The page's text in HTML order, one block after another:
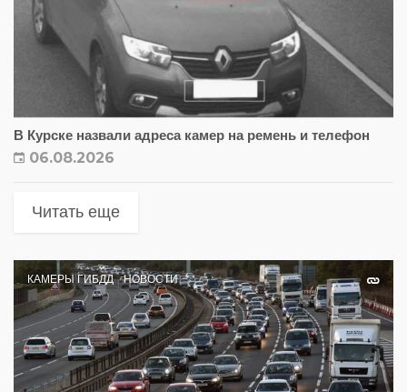
В Курске назвали адреса камер на ремень и телефон
06.08.2026
Читать еще
КАМЕРЫ ГИБДД НОВОСТИ